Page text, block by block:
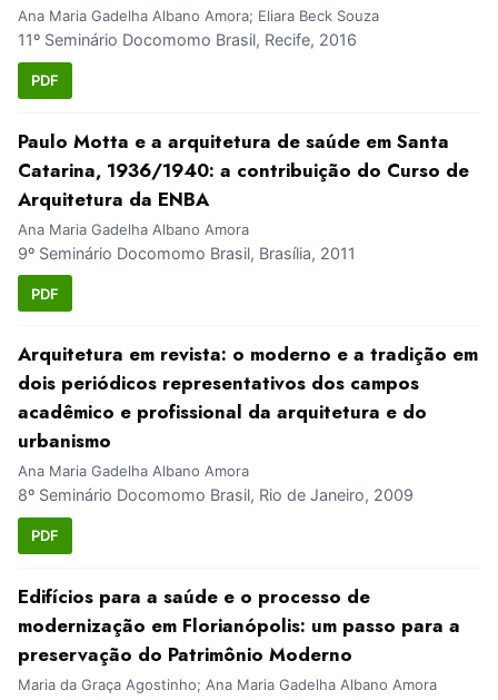
Ana Maria Gadelha Albano Amora; Eliara Beck Souza
11º Seminário Docomomo Brasil, Recife, 2016
PDF
Paulo Motta e a arquitetura de saúde em Santa
Catarina, 1936/1940: a contribuição do Curso de
Arquitetura da ENBA
Ana Maria Gadelha Albano Amora
9º Seminário Docomomo Brasil, Brasília, 2011
PDF
Arquitetura em revista: o moderno e a tradição em
dois periódicos representativos dos campos
acadêmico e profissional da arquitetura e do
urbanismo
Ana Maria Gadelha Albano Amora
8º Seminário Docomomo Brasil, Rio de Janeiro, 2009
PDF
Edifícios para a saúde e o processo de
modernização em Florianópolis: um passo para a
preservação do Patrimônio Moderno
Maria da Graça Agostinho; Ana Maria Gadelha Albano Amora